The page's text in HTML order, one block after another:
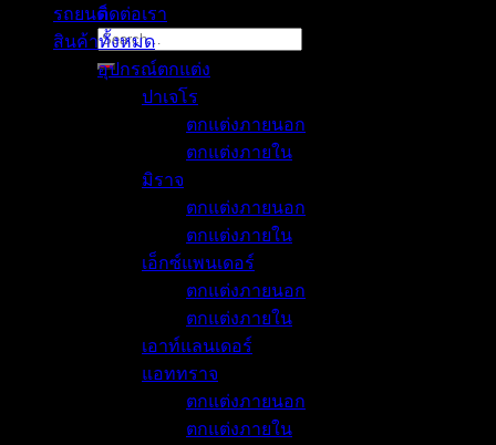
ติดต่อเรา
Search
for:
รถยนต์
สินค้าทั้งหมด
อุปกรณ์ตกแต่ง
ปาเจโร
ตกแต่งภายนอก
ตกแต่งภายใน
มิราจ
ตกแต่งภายนอก
ตกแต่งภายใน
เอ็กซ์แพนเดอร์
ตกแต่งภายนอก
ตกแต่งภายใน
เอาท์แลนเดอร์
แอททราจ
ตกแต่งภายนอก
ตกแต่งภายใน